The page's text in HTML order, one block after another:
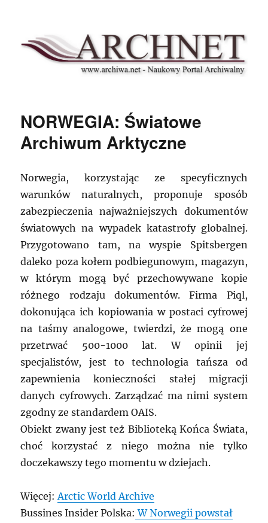
Archnet
NORWEGIA: Światowe
Archiwum Arktyczne
Norwegia, korzystając ze specyficznych
warunków naturalnych, proponuje sposób
zabezpieczenia najważniejszych dokumentów
światowych na wypadek katastrofy globalnej.
Przygotowano tam, na wyspie Spitsbergen
daleko poza kołem podbiegunowym, magazyn,
w którym mogą być przechowywane kopie
różnego rodzaju dokumentów. Firma Piql,
dokonująca ich kopiowania w postaci cyfrowej
na taśmy analogowe, twierdzi, że mogą one
przetrwać 500-1000 lat. W opinii jej
specjalistów, jest to technologia tańsza od
zapewnienia konieczności stałej migracji
danych cyfrowych. Zarządzać ma nimi system
zgodny ze standardem OAIS.
Obiekt zwany jest też Biblioteką Końca Świata,
choć korzystać z niego można nie tylko
doczekawszy tego momentu w dziejach.
Więcej:Arctic World Archive
Bussines Insider Polska: W Norwegii powstał